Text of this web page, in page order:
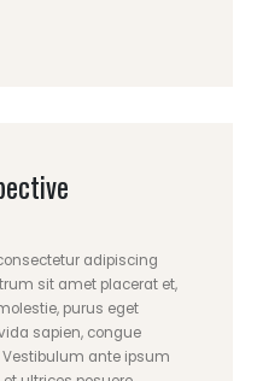
adipiscing
sit amet placerat et,
purus eget
sapien, congue
ante ipsum